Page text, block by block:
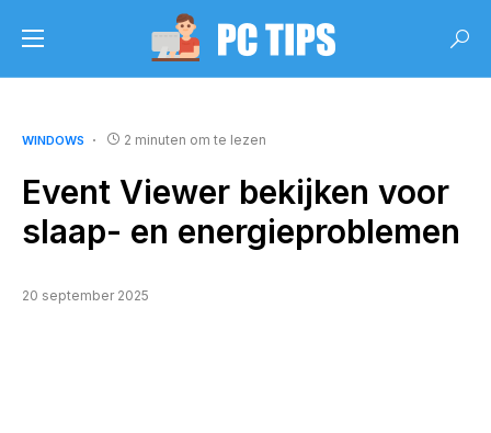
WINDOWS 2 minuten om te lezen
Event Viewer bekijken voor
slaap- en energieproblemen
20 september 2025